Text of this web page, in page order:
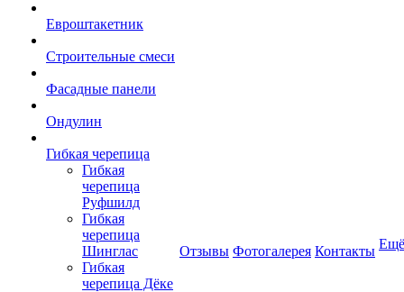
Евроштакетник
Строительные смеси
Фасадные панели
Ондулин
Гибкая черепица
Гибкая
черепица
Руфшилд
Гибкая
черепица
Шинглас
Гибкая
черепица Дёке
Отзывы Фотогалерея Контакты Ещё